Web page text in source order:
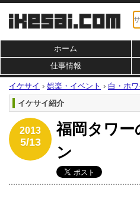
ホーム
仕事情報
イケサイ › 娯楽・イベント › 白・ホワ
イケサイ紹介
2013
5/13
福岡タワー
ン